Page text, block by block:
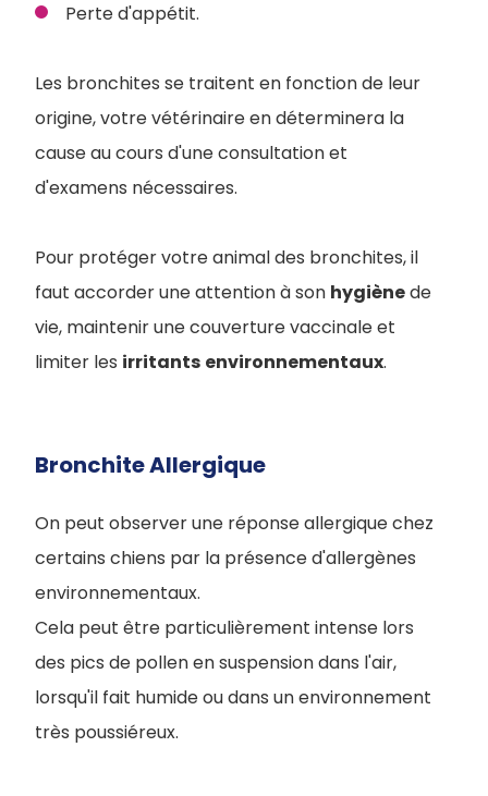
Perte d'appétit.
Les bronchites se traitent en fonction de leur
origine, votre vétérinaire en déterminera la
cause au cours d'une consultation et
d'examens nécessaires.
Pour protéger votre animal des bronchites, il
faut accorder une attention à son hygiènede
vie, maintenir une couverture vaccinale et
limiter les irritants environnementaux.
Bronchite Allergique
On peut observer une réponse allergique chez
certains chiens par la présence d'allergènes
environnementaux.
Cela peut être particulièrement intense lors
des pics de pollen en suspension dans l'air,
lorsqu'il fait humide ou dans un environnement
très poussiéreux.